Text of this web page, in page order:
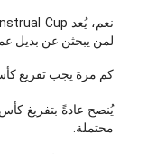
لمن يبحثن عن بديل
كم مرة يجب تفريغ
محتملة.